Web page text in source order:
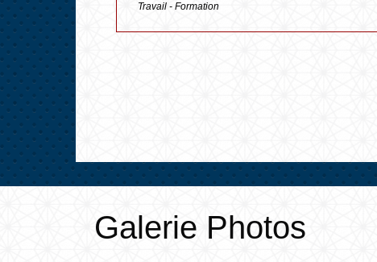
Travail - Formation
Galerie Photos